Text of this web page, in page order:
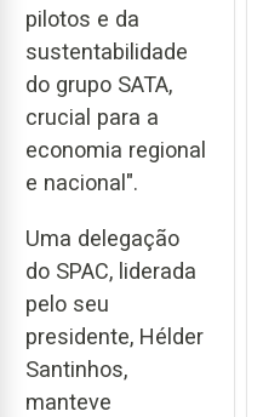
pilotos e da
sustentabilidade
do grupo SATA,
crucial para a
economia regional
e nacional".
Uma delegação
do SPAC, liderada
pelo seu
presidente, Hélder
Santinhos,
manteve